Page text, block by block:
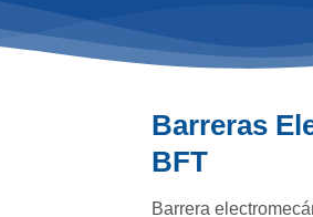
Barreras
BFT
Barrera